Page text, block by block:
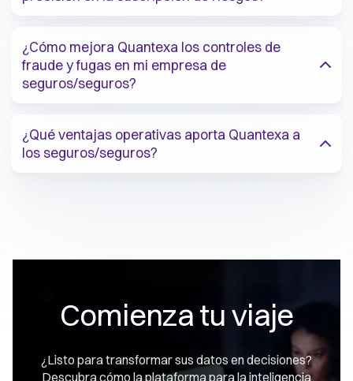
¿Cómo mejora Quantexa los controles de
fraude y fugas en mi empresa de
seguros/seguros?
¿Qué ventajas operativas aporta Quantexa a
los seguros/seguros?
Comienza tu viaje
¿Listo para transformar sus datos en decisiones?
Descubra cómo la plataforma para la inteligencia